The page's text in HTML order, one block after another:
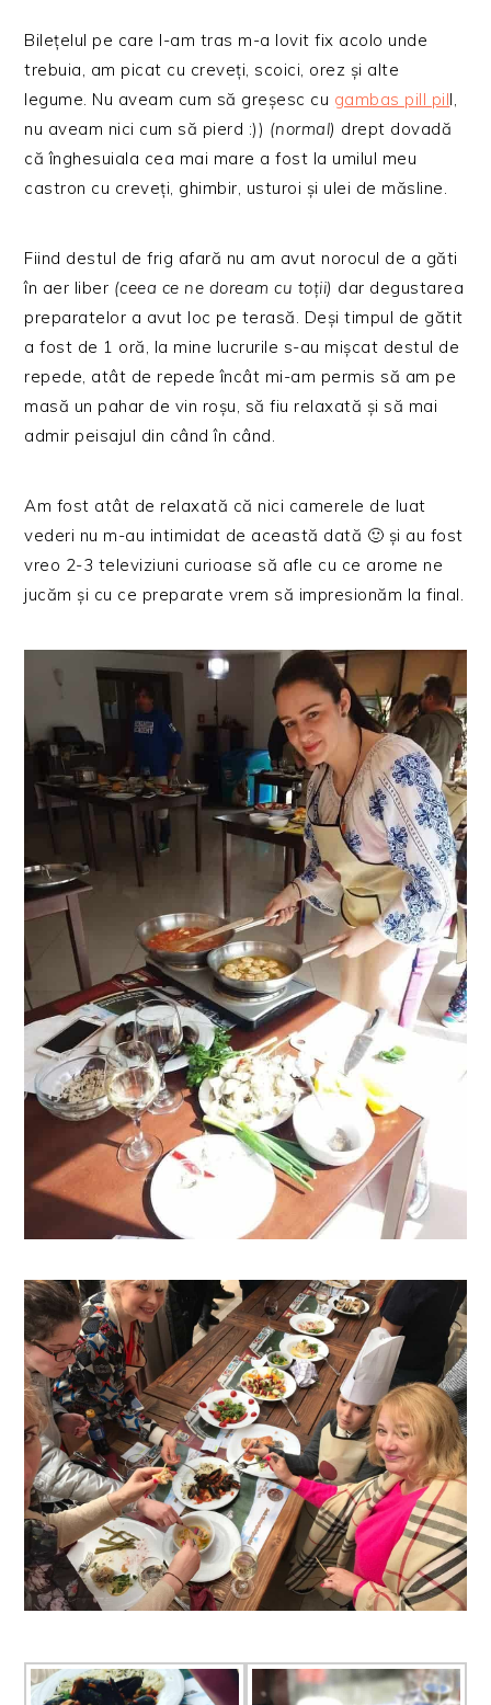
Bilețelul pe care l-am tras m-a lovit fix acolo unde
trebuia, am picat cu creveți, scoici, orez și alte
legume. Nu aveam cum să greșesc cu gambas pill pill,
nu aveam nici cum să pierd :)) (normal) drept dovadă
că înghesuiala cea mai mare a fost la umilul meu
castron cu creveți, ghimbir, usturoi și ulei de măsline.
Fiind destul de frig afară nu am avut norocul de a găti
în aer liber (ceea ce ne doream cu toții) dar degustarea
preparatelor a avut loc pe terasă. Deși timpul de gătit
a fost de 1 oră, la mine lucrurile s-au mișcat destul de
repede, atât de repede încât mi-am permis să am pe
masă un pahar de vin roșu, să fiu relaxată și să mai
admir peisajul din când în când.
Am fost atât de relaxată că nici camerele de luat
vederi nu m-au intimidat de această dată 🙂 și au fost
vreo 2-3 televiziuni curioase să afle cu ce arome ne
jucăm și cu ce preparate vrem să impresionăm la final.